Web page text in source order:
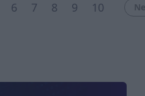
6 7 8 9 10